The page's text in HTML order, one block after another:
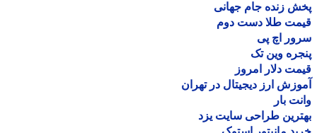
زنده جام جهانی
طلا دست دوم
اچ پی
وین تک
دلار امروز
ارز دیجیتال در تهران
بار
طراحی سایت یزد